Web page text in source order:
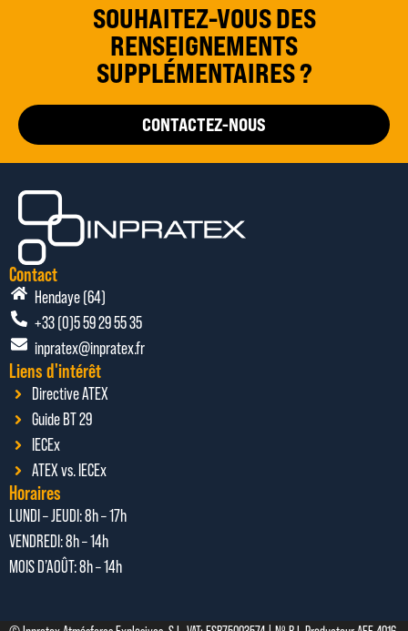
SOUHAITEZ-VOUS DES
RENSEIGNEMENTS
SUPPLÉMENTAIRES ?
CONTACTEZ-NOUS
Contact
Hendaye (64)
+33 (0)5 59 29 55 35
inpratex@inpratex.fr
Liens d'intérêt
Directive ATEX
Guide BT 29
IECEx
ATEX vs. IECEx
Horaires
LUNDI – JEUDI: 8h – 17h
VENDREDI: 8h – 14h
MOIS D’AOÛT: 8h – 14h